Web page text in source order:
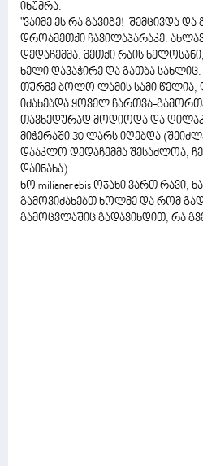
იხუმრა.
"ვაიმე ეს რა გავიგე! შემცივდა
დროამეთქი ჩავილაპარაკე.
დედაჩემმა. მეთქი რაის
ხელი დავაჭირე და გათბა სახლიც.
თურმე ბოლო ლამის სამი წელია,
იძახებდა ყოველ ჩართვა-
თავხედურად მოდიოდა და
მიჭერაში 30 ლარს იღებდა
დააკლო დედაჩემმა შესაძლოა,
დაინახა)
ხო milianerebis ოჯახი ვართ რავი,
გამოვიძახებთ ხოლმე და რომ
გამოცვლაშიც გადავიხდით, რა